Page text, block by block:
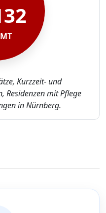
Kurzzeit- und
Residenzen mit Pflege
in Nürnberg.